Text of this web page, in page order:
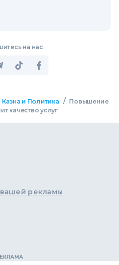
на нас
Казна и Политика / Повышение
качество услуг
рекламы